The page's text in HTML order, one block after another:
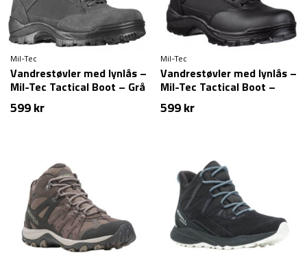
Mil-Tec
Vandrestøvler med lynlås –
Mil-Tec Tactical Boot – Grå
599kr
Mil-Tec
Vandrestøvler med lynlås –
Mil-Tec Tactical Boot –
Sort
599kr